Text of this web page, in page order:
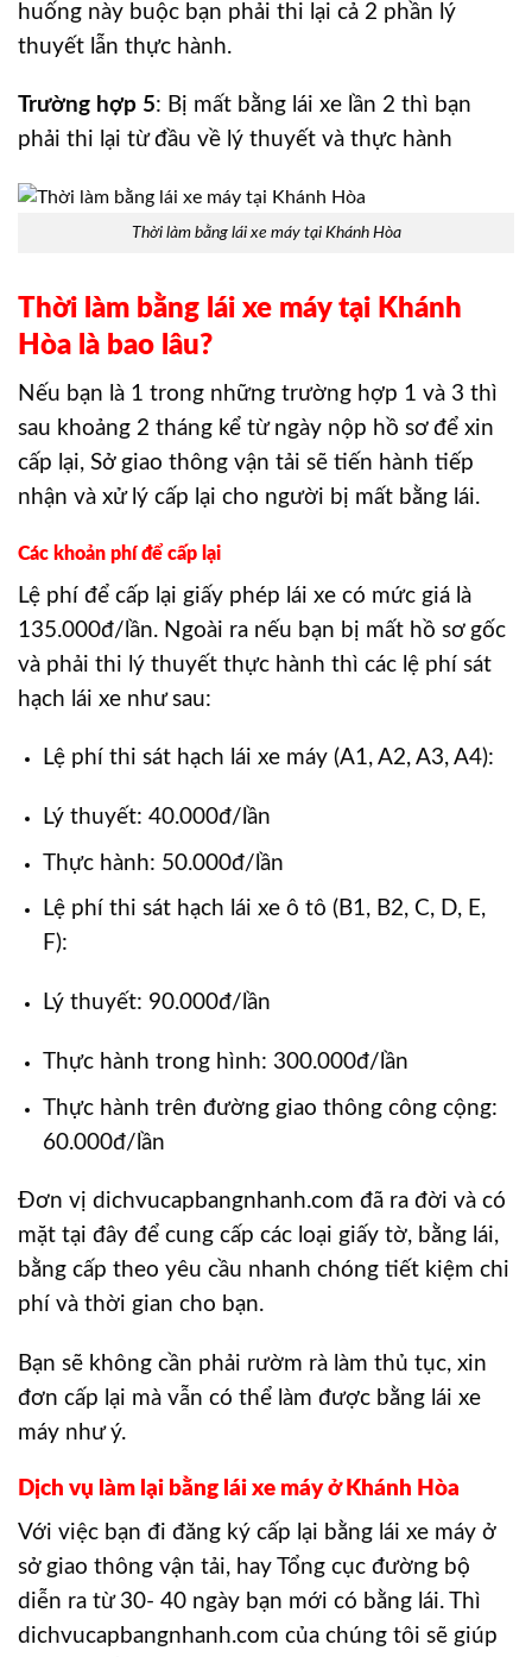
huống này buộc bạn phải thi lại cả 2 phần lý
thuyết lẫn thực hành.
Trường hợp 5: Bị mất bằng lái xe lần 2 thì bạn
phải thi lại từ đầu về lý thuyết và thực hành
Thời làm bằng lái xe máy tại Khánh Hòa
Thời làm bằng lái xe máy tại Khánh
Hòa là bao lâu?
Nếu bạn là 1 trong những trường hợp 1 và 3 thì
sau khoảng 2 tháng kể từ ngày nộp hồ sơ để xin
cấp lại, Sở giao thông vận tải sẽ tiến hành tiếp
nhận và xử lý cấp lại cho người bị mất bằng lái.
Các khoản phí để cấp lại
Lệ phí để cấp lại giấy phép lái xe có mức giá là
135.000đ/lần. Ngoài ra nếu bạn bị mất hồ sơ gốc
và phải thi lý thuyết thực hành thì các lệ phí sát
hạch lái xe như sau:
Lệ phí thi sát hạch lái xe máy (A1, A2, A3, A4):
Lý thuyết: 40.000đ/lần
Thực hành: 50.000đ/lần
Lệ phí thi sát hạch lái xe ô tô (B1, B2, C, D, E,
F):
Lý thuyết: 90.000đ/lần
Thực hành trong hình: 300.000đ/lần
Thực hành trên đường giao thông công cộng:
60.000đ/lần
Đơn vị dichvucapbangnhanh.com đã ra đời và có
mặt tại đây để cung cấp các loại giấy tờ, bằng lái,
bằng cấp theo yêu cầu nhanh chóng tiết kiệm chi
phí và thời gian cho bạn.
Bạn sẽ không cần phải rườm rà làm thủ tục, xin
đơn cấp lại mà vẫn có thể làm được bằng lái xe
máy như ý.
Dịch vụ làm lại bằng lái xe máy ở Khánh Hòa
Với việc bạn đi đăng ký cấp lại bằng lái xe máy ở
sở giao thông vận tải, hay Tổng cục đường bộ
diễn ra từ 30- 40 ngày bạn mới có bằng lái. Thì
dichvucapbangnhanh.com của chúng tôi sẽ giúp